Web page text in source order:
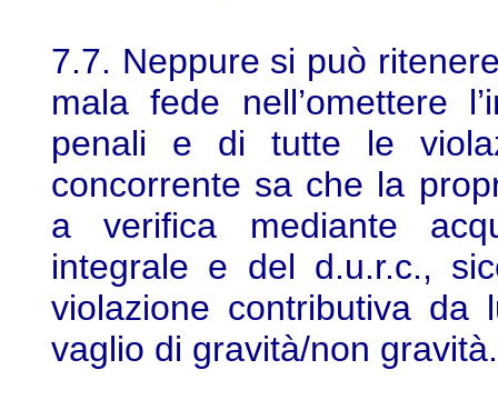
7.7. Neppure si può
mala fede nell’omettere
penali e di tutte le
concorrente sa che la
a verifica mediante
integrale e del d.u.r.c.,
violazione contributiva da
vaglio di gravità/non gravità.